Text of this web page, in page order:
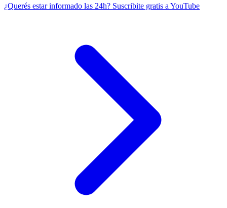
¿Querés estar informado las 24h? Suscribite gratis a YouTube